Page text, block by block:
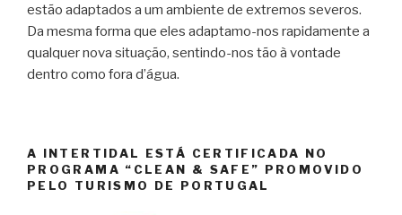
estão adaptados a um ambiente de extremos severos.
Da mesma forma que eles adaptamo-nos rapidamente a
qualquer nova situação, sentindo-nos tão à vontade
dentro como fora d’água.
A INTERTIDAL ESTÁ CERTIFICADA NO
PROGRAMA “CLEAN & SAFE” PROMOVIDO
PELO TURISMO DE PORTUGAL